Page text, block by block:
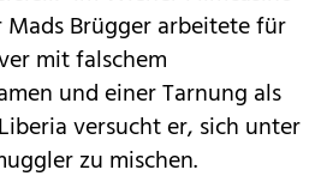
Mads Brügger arbeitete für
mit falschem
und einer Tarnung als
versucht er, sich unter
zu mischen.